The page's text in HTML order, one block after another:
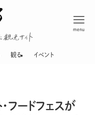
menu
観る イベント
フードフェスが